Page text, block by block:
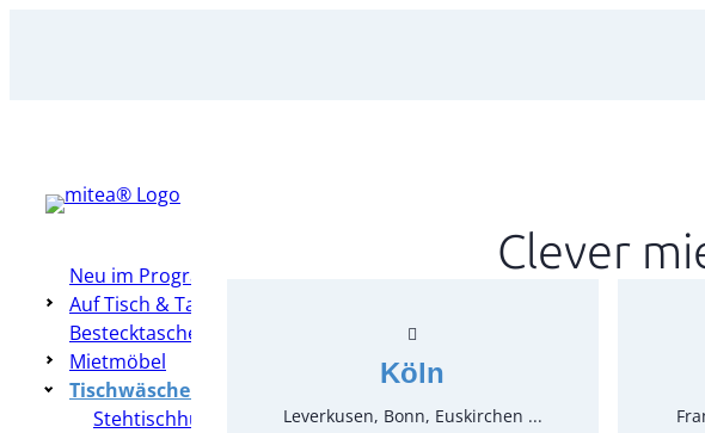
Neu im Programm
Auf Tisch & Tafel – Table Top
Bestecktaschen
Mietmöbel
Tischwäsche & Hussen
Stehtischhussen
Clever
Köln
Leverkusen, Bonn, Euskirchen ...